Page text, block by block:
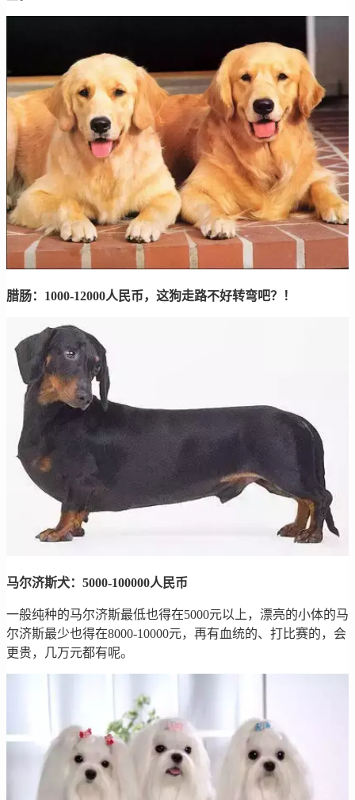
腊肠：1000-12000人民币，这狗走路不好转弯吧？！
马尔济斯犬：5000-100000人民币
一般纯种的马尔济斯最低也得在5000元以上，漂亮的小体的马
尔济斯最少也得在8000-10000元，再有血统的、打比赛的，会
更贵，几万元都有呢。